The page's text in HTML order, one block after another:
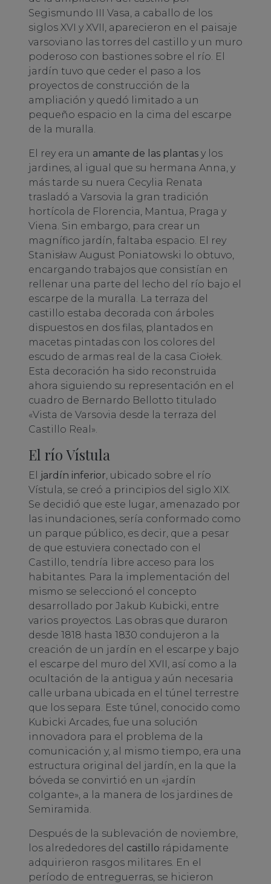
Segismundo III Vasa, a caballo de los
siglos XVI y XVII, aparecieron en el paisaje
varsoviano las torres del castillo y un muro
poderoso con bastiones sobre el río. El
jardín tuvo que ceder el paso a los
proyectos de construcción de la
ampliación y quedó limitado a un
pequeño espacio en la cima del escarpe
de la muralla.
El rey era un amante de las plantas y los
jardines, al igual que su hermana Anna, y
más tarde su nuera Cecylia Renata
trasladó a Varsovia la gran tradición
hortícola de Florencia, Mantua, Praga y
Viena. Sin embargo, para crear un
magnífico jardín, faltaba espacio. El rey
Stanisław August Poniatowski lo obtuvo,
encargando trabajos que consistían en
rellenar una parte del lecho del río bajo el
escarpe de la muralla. La terraza del
castillo estaba decorada con árboles
dispuestos en dos filas, plantados en
macetas pintadas con los colores del
escudo de armas real de la casa Ciołek.
Esta decoración ha sido reconstruida
ahora siguiendo su representación en el
cuadro de Bernardo Bellotto titulado
«Vista de Varsovia desde la terraza del
Castillo Real».
El río Vístula
El jardín inferior, ubicado sobre el río
Vístula, se creó a principios del siglo XIX.
Se decidió que este lugar, amenazado por
las inundaciones, sería conformado como
un parque público, es decir, que a pesar
de que estuviera conectado con el
Castillo, tendría libre acceso para los
habitantes. Para la implementación del
mismo se seleccionó el concepto
desarrollado por Jakub Kubicki, entre
varios proyectos. Las obras que duraron
desde 1818 hasta 1830 condujeron a la
creación de un jardín en el escarpe y bajo
el escarpe del muro del XVII, así como a la
ocultación de la antigua y aún necesaria
calle urbana ubicada en el túnel terrestre
que los separa. Este túnel, conocido como
Kubicki Arcades, fue una solución
innovadora para el problema de la
comunicación y, al mismo tiempo, era una
estructura original del jardín, en la que la
bóveda se convirtió en un «jardín
colgante», a la manera de los jardines de
Semiramida.
Después de la sublevación de noviembre,
los alrededores del castillo rápidamente
adquirieron rasgos militares. En el
período de entreguerras, se hicieron